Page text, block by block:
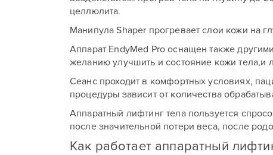
целлюлита.
Манипула Shaper прогревает слои кожи на
Аппарат EndyMed Pro оснащен также
желанию улучшить и состояние кожи тела,и
Сеанс проходит в комфортных условиях,
процедуры зависит от количества
Аппаратный лифтинг тела пользуется
после значительной потери веса, после
Как работает аппаратный